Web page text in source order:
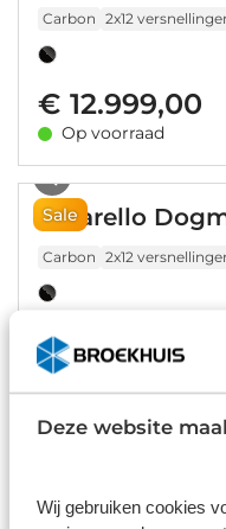
Deze website
Wij gebruiken cookies
Carbon 2x12
€ 12.999,00
Op voorraad
Sale
Pinarello
Carbon 2x12
€ 15.200 €
Op voorraad
Carbon 2x12 versnellingen